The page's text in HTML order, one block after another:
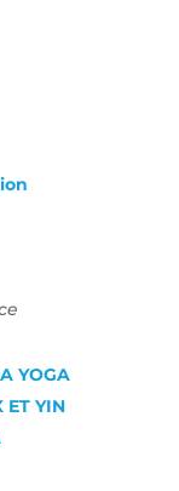
YOGA
ET YIN